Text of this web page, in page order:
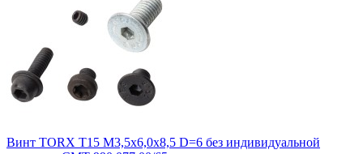
Винт TORX T15 M3,5x6,0x8,5 D=6 без индивидуальной